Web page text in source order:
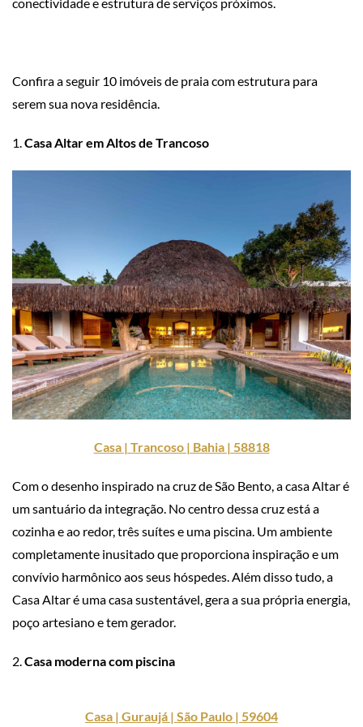
conectividade e estrutura de serviços próximos.
Confira a seguir 10 imóveis de praia com estrutura para
serem sua nova residência.
1.Casa Altar em Altos de Trancoso
Casa | Trancoso | Bahia | 58818
Com o desenho inspirado na cruz de São Bento, a casa Altar é
um santuário da integração. No centro dessa cruz está a
cozinha e ao redor, três suítes e uma piscina. Um ambiente
completamente inusitado que proporciona inspiração e um
convívio harmônico aos seus hóspedes. Além disso tudo, a
Casa Altar é uma casa sustentável, gera a sua própria energia,
poço artesiano e tem gerador.
2. Casa moderna com piscina
Casa | Guraujá | São Paulo | 59604